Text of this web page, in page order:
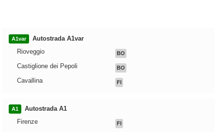
A1var
Autostrada A1var
Rioveggio
BO
Castiglione dei Pepoli BO
Cavallina FI
A1
Autostrada A1
Firenze
FI